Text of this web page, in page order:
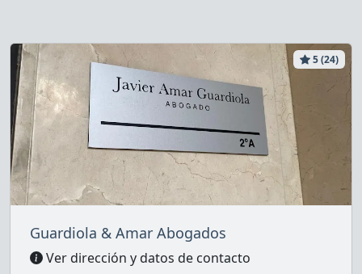
5 (24)
Guardiola & Amar Abogados
Ver dirección y datos de contacto